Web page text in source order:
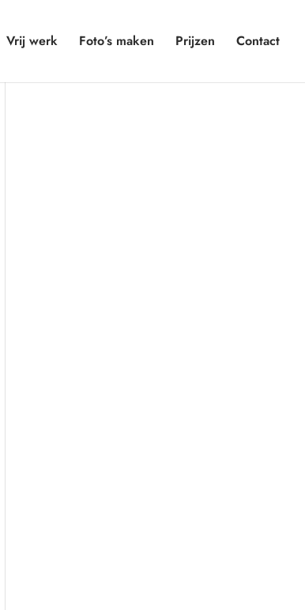
Vrij werk Foto’s maken Prijzen Contact